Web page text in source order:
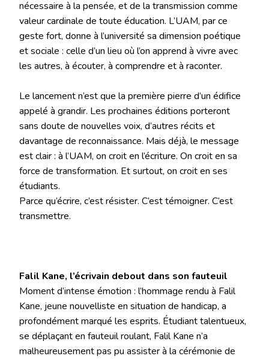
nécessaire à la pensée, et de la transmission comme
valeur cardinale de toute éducation. L’UAM, par ce
geste fort, donne à l’université sa dimension poétique
et sociale : celle d’un lieu où l’on apprend à vivre avec
les autres, à écouter, à comprendre et à raconter.
Le lancement n’est que la première pierre d’un édifice
appelé à grandir. Les prochaines éditions porteront
sans doute de nouvelles voix, d’autres récits et
davantage de reconnaissance. Mais déjà, le message
est clair : à l’UAM, on croit en l’écriture. On croit en sa
force de transformation. Et surtout, on croit en ses
étudiants.
Parce qu’écrire, c’est résister. C’est témoigner. C’est
transmettre.
Falil Kane, l’écrivain debout dans son fauteuil
Moment d’intense émotion : l’hommage rendu à Falil
Kane, jeune nouvelliste en situation de handicap, a
profondément marqué les esprits. Étudiant talentueux,
se déplaçant en fauteuil roulant, Falil Kane n’a
malheureusement pas pu assister à la cérémonie de